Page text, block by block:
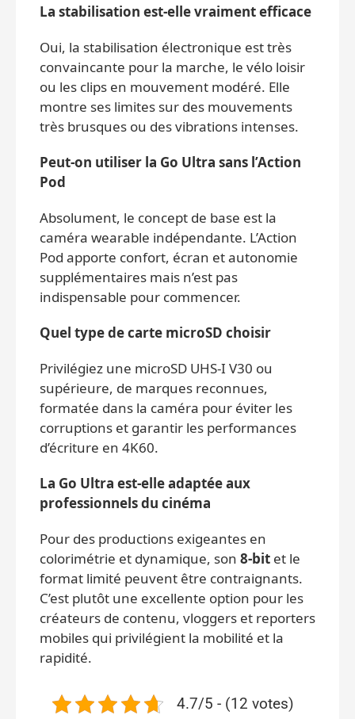
La stabilisation est-elle vraiment efficace
Oui, la stabilisation électronique est très
convaincante pour la marche, le vélo loisir
ou les clips en mouvement modéré. Elle
montre ses limites sur des mouvements
très brusques ou des vibrations intenses.
Peut-on utiliser la Go Ultra sans l’Action
Pod
Absolument, le concept de base est la
caméra wearable indépendante. L’Action
Pod apporte confort, écran et autonomie
supplémentaires mais n’est pas
indispensable pour commencer.
Quel type de carte microSD choisir
Privilégiez une microSD UHS-I V30 ou
supérieure, de marques reconnues,
formatée dans la caméra pour éviter les
corruptions et garantir les performances
d’écriture en 4K60.
La Go Ultra est-elle adaptée aux
professionnels du cinéma
Pour des productions exigeantes en
colorimétrie et dynamique, son 8-bit et le
format limité peuvent être contraignants.
C’est plutôt une excellente option pour les
créateurs de contenu, vloggers et reporters
mobiles qui privilégient la mobilité et la
rapidité.
4.7/5 - (12 votes)